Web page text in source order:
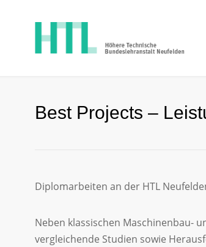
Best Projects –
Diplomarbeiten an der HTL
Neben klassischen Maschinenbau-
vergleichende Studien sowie